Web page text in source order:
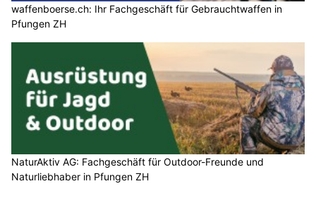
waffenboerse.ch: Ihr Fachgeschäft für Gebrauchtwaffen in
Pfungen ZH
NaturAktiv AG: Fachgeschäft für Outdoor-Freunde und
Naturliebhaber in Pfungen ZH